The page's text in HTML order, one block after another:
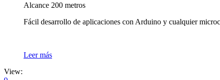
Alcance 200 metros
Fácil desarrollo de aplicaciones con Arduino y cualquier
Leer más
View: